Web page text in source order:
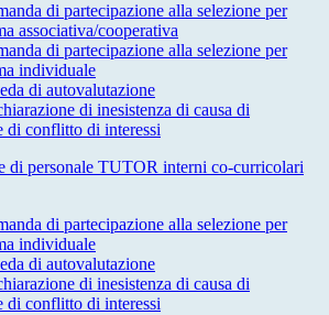
di partecipazione alla selezione per
associativa/cooperativa
di partecipazione alla selezione per
individuale
di autovalutazione
di inesistenza di causa di
di conflitto di interessi
di personale TUTOR interni co-curricolari
di partecipazione alla selezione per
individuale
di autovalutazione
di inesistenza di causa di
di conflitto di interessi